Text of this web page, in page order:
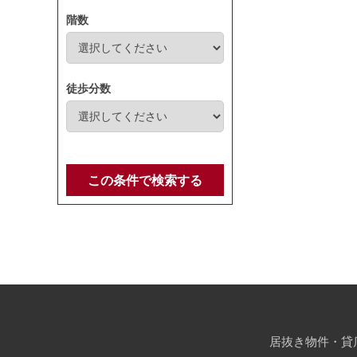
階数
徒歩分数
この条件で検索する
居抜き物件・貸